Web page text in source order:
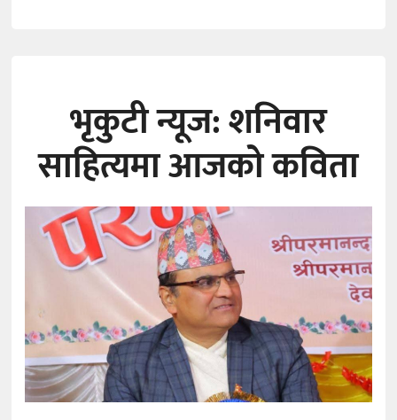
भृकुटी न्यूज: शनिवार
साहित्यमा आजको कविता